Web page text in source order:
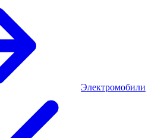
Электромобили